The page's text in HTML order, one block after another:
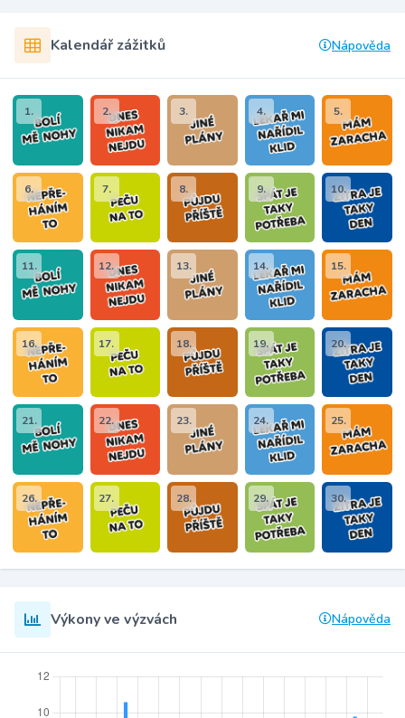
Kalendář zážitků Nápověda
1. 2. 3. 4. 5.
6. 7. 8. 9. 10.
11. 12. 13. 14. 15.
16. 17. 18. 19. 20.
21. 22. 23. 24. 25.
26. 27. 28. 29. 30.
Výkony ve výzvách Nápověda